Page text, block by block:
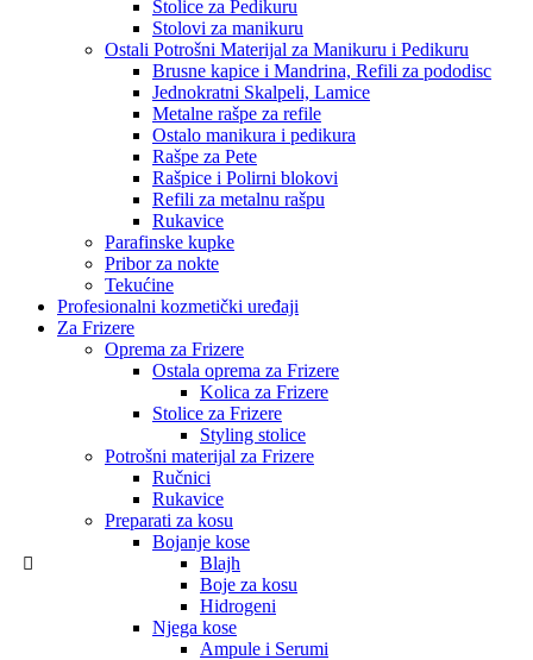
Stolice za Pedikuru
Stolovi za manikuru
Ostali Potrošni Materijal za Manikuru i Pedikuru
Brusne kapice i Mandrina, Refili za pododisc
Jednokratni Skalpeli, Lamice
Metalne rašpe za refile
Ostalo manikura i pedikura
Rašpe za Pete
Rašpice i Polirni blokovi
Refili za metalnu rašpu
Rukavice
Parafinske kupke
Pribor za nokte
Tekućine
Profesionalni kozmetički uređaji
Za Frizere
Oprema za Frizere
Ostala oprema za Frizere
Kolica za Frizere
Stolice za Frizere
Styling stolice
Potrošni materijal za Frizere
Ručnici
Rukavice
Preparati za kosu
Bojanje kose
Blajh
Boje za kosu
Hidrogeni
Njega kose
Ampule i Serumi